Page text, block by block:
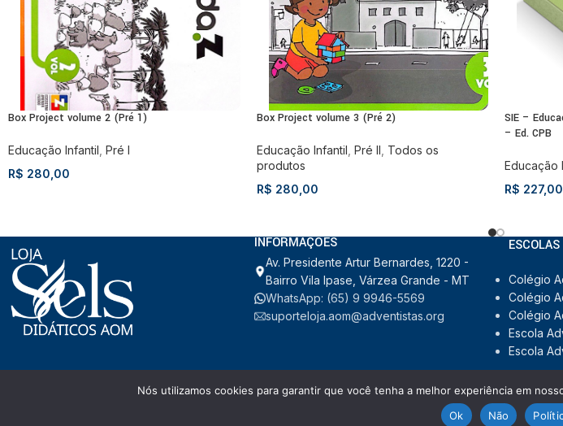
Box Project volume 2 (Pré 1)
Educação Infantil Pré I
R$ 280,00
Box Project volume 3 (Pré 2)
Educação Infantil Pré II Todos os
produtos
R$ 280,00
SIE –
– Ed. CPB
Educação
R$ 227,00
INFORMAÇÕES
Av. Presidente Artur Bernardes, 1220 -
Bairro Vila Ipase, Várzea Grande - MT
WhatsApp: (65) 9 9946-5569
suporteloja.aom@adventistas.org
ESCOLAS
Colégio
Colégio
Colégio
Escola
Escola
Nós utilizamos cookies para garantir que você tenha a melhor experiência em
Ok
Não